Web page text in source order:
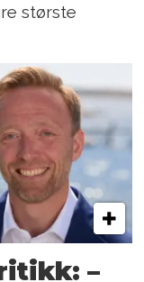
største
–